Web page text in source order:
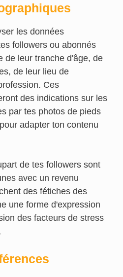
les données
followers ou abonnés
de leur tranche d'âge, de
de leur lieu de
Ces
des indications sur les
par tes photos de pieds
adapter ton contenu
de tes followers sont
avec un revenu
des fétiches des
une forme d'expression
des facteurs de stress